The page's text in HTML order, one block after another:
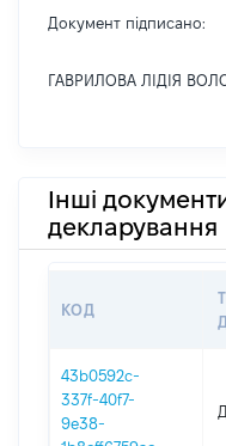
Документ підписано:
ГАВРИЛОВА ЛІДІЯ
Інші
декларування
КОД
43b0592c-
337f-40f7-
9e38-